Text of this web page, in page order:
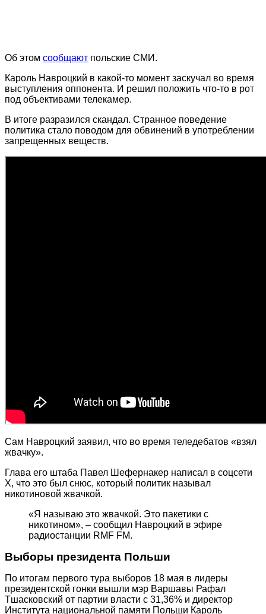
Об этом сообщают польские СМИ.
Кароль Навроцкий в какой-то момент заскучал во время
выступления оппонента. И решил положить что-то в рот
под объективами телекамер.
В итоге разразился скандал. Странное поведение
политика стало поводом для обвинений в употреблении
запрещенных веществ.
Сам Навроцкий заявил, что во время теледебатов «взял
жвачку».
Глава его штаба Павел Шефернакер написал в соцсети
Х, что это был снюс, который политик называл
никотиновой жвачкой.
«Я называю это жвачкой. Это пакетики с
никотином», – сообщил Навроцкий в эфире
радиостанции RMF FM.
Выборы президента Польши
По итогам первого тура выборов 18 мая в лидеры
президентской гонки вышли мэр Варшавы Рафал
Тшасковский от партии власти с 31,36% и директор
Института национальной памяти Польши Кароль